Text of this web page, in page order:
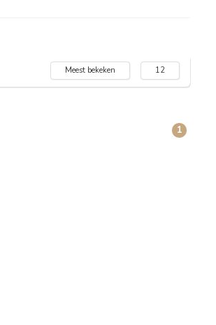
Meest bekeken 12
1